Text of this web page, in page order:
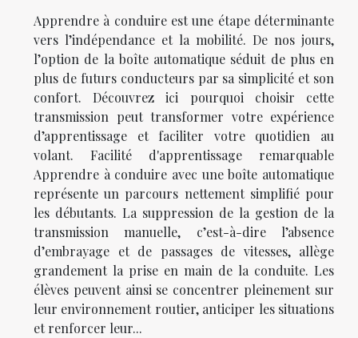
Apprendre à conduire est une étape déterminante
vers l’indépendance et la mobilité. De nos jours,
l’option de la boîte automatique séduit de plus en
plus de futurs conducteurs par sa simplicité et son
confort. Découvrez ici pourquoi choisir cette
transmission peut transformer votre expérience
d’apprentissage et faciliter votre quotidien au
volant. Facilité d'apprentissage remarquable
Apprendre à conduire avec une boîte automatique
représente un parcours nettement simplifié pour
les débutants. La suppression de la gestion de la
transmission manuelle, c’est-à-dire l’absence
d’embrayage et de passages de vitesses, allège
grandement la prise en main de la conduite. Les
élèves peuvent ainsi se concentrer pleinement sur
leur environnement routier, anticiper les situations
et renforcer leur...